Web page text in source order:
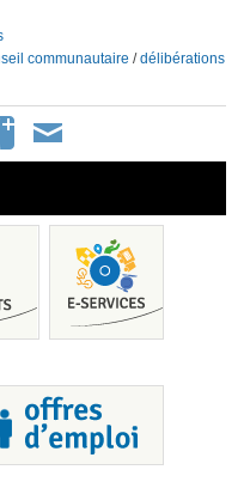
communautaire /délibérations